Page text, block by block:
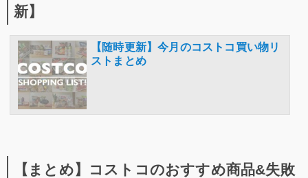
新】
【随時更新】今月のコストコ買い物リ
ストまとめ
【まとめ】コストコのおすすめ商品&失敗